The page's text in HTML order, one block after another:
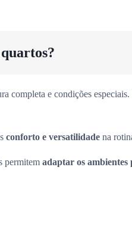
completa e condições
conforto e versatilidade na
permitem adaptar os ambientes